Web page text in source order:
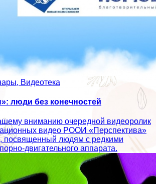
Видеотека
люди без конечностей
вниманию очередной видеоролик
видео РООИ «Перспектива»
посвященный людям с редкими
двигательного аппарата.